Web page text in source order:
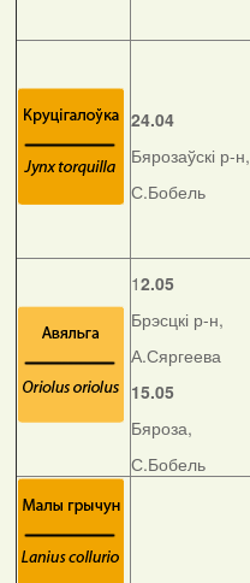
24.04
Бярозаўскі р-н,
С.Бобель
12.05
Брэсцкі р-н,
А.Сяргеева
15.05
Бяроза,
С.Бобель